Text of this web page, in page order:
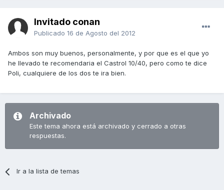
Invitado conan
Publicado 16 de Agosto del 2012
Ambos son muy buenos, personalmente, y por que es el que yo
he llevado te recomendaria el Castrol 10/40, pero como te dice
Poli, cualquiere de los dos te ira bien.
Archivado
Este tema ahora está archivado y cerrado a otras
respuestas.
Ir a la lista de temas